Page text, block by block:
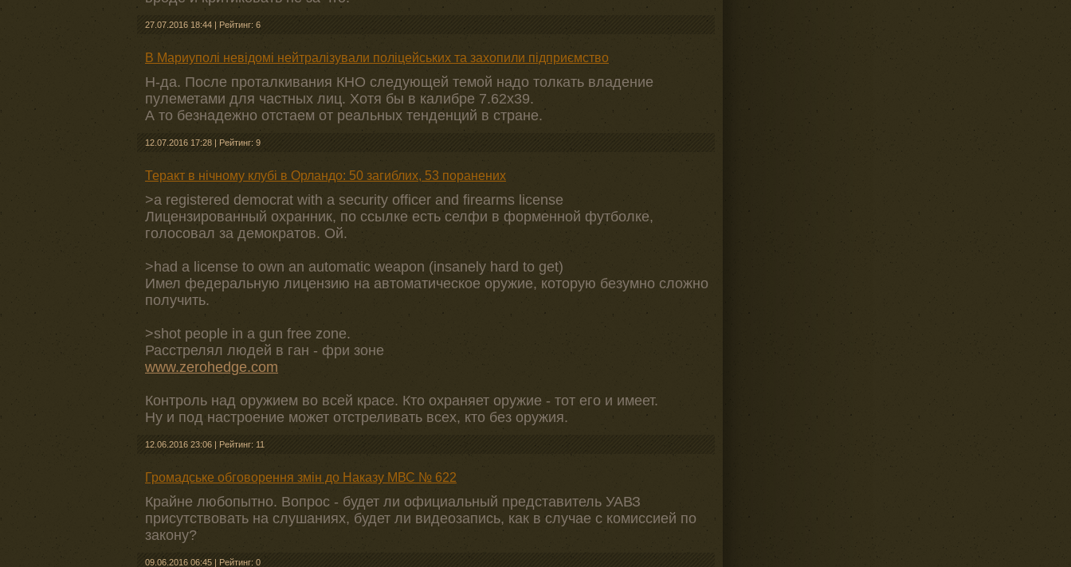
27.07.2016 18:44 | Рейтинг: 6
В Мариуполі невідомі нейтралізували поліцейських та захопили підприємство
Н-да. После проталкивания КНО следующей темой надо толкать владение
пулеметами для частных лиц. Хотя бы в калибре 7.62х39.
А то безнадежно отстаем от реальных тенденций в стране.
12.07.2016 17:28 | Рейтинг: 9
Теракт в нічному клубі в Орландо: 50 загиблих, 53 поранених
>a registered democrat with a security officer and firearms license
Лицензированный охранник, по ссылке есть селфи в форменной футболке,
голосовал за демократов. Ой.
>had a license to own an automatic weapon (insanely hard to get)
Имел федеральную лицензию на автоматическое оружие, которую безумно сложно
получить.
>shot people in a gun free zone.
Расстрелял людей в ган - фри зоне
www.zerohedge.com
Контроль над оружием во всей красе. Кто охраняет оружие - тот его и имеет.
Ну и под настроение может отстреливать всех, кто без оружия.
12.06.2016 23:06 | Рейтинг: 11
Громадське обговорення змін до Наказу МВС № 622
Крайне любопытно. Вопрос - будет ли официальный представитель УАВЗ
присутствовать на слушаниях, будет ли видеозапись, как в случае с комиссией по
закону?
09.06.2016 06:45 | Рейтинг: 0